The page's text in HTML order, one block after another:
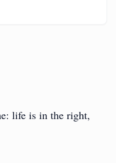
life is in the right,